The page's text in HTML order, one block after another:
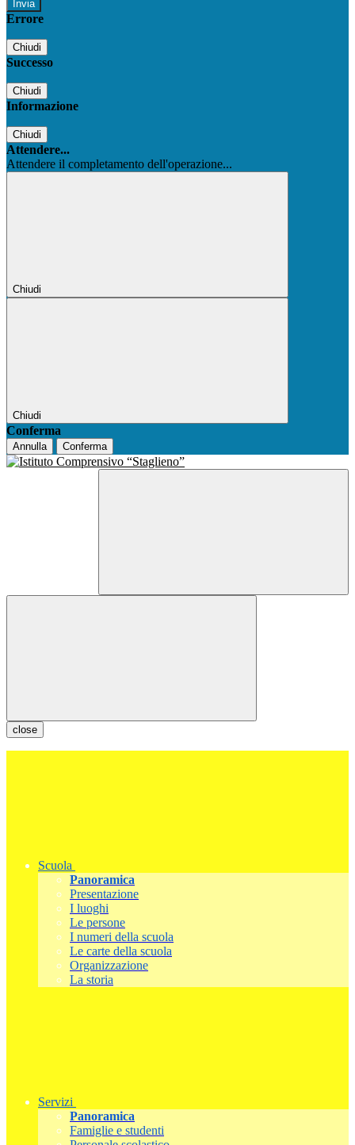
Errore
Chiudi
Successo
Chiudi
Informazione
Chiudi
Attendere...
Attendere il completamento dell'operazione...
Chiudi
Chiudi
Conferma
Annulla Conferma
close
Scuola
Panoramica
Presentazione
I luoghi
Le persone
I numeri della scuola
Le carte della scuola
Organizzazione
La storia
Servizi
Panoramica
Famiglie e studenti